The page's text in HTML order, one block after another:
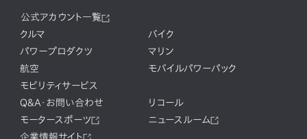
公式アカウント一覧
クルマ
バイク
パワープロダクツ
マリン
航空
モバイルパワーパック
モビリティサービス
Q&A・お問い合わせ
リコール
モータースポーツ
ニュースルーム